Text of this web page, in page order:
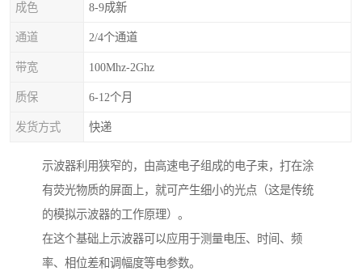
成色 8-9成新
通道 2/4个通道
带宽 100Mhz-2Ghz
质保 6-12个月
发货方式 快递
示波器利用狭窄的，由高速电子组成的电子束，打在涂
有荧光物质的屏面上，就可产生细小的光点（这是传统
的模拟示波器的工作原理）。
在这个基础上示波器可以应用于测量电压、时间、频
率、相位差和调幅度等电参数。